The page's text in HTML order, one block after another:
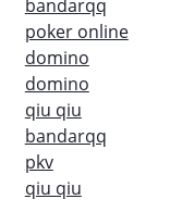
bandarqq
poker online
domino
domino
qiu qiu
bandarqq
pkv
qiu qiu